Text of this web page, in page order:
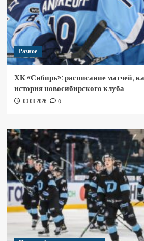
Разное
ХК «Сибирь»: расписание матчей,
история новосибирского клуба
03.08.2026 0